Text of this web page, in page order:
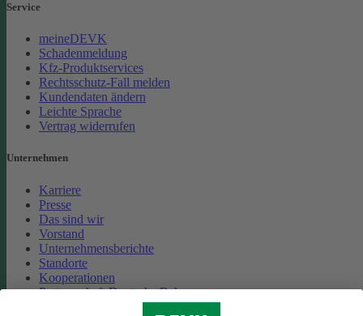
Service
meineDEVK
Schadenmeldung
Kfz-Produktservices
Rechtsschutz-Fall melden
Kundendaten ändern
Leichte Sprache
Vertrag widerrufen
Unternehmen
Karriere
Presse
Das sind wir
Vorstand
Unternehmensberichte
Standorte
Kooperationen
Partnerschaft Deutsche Bahn